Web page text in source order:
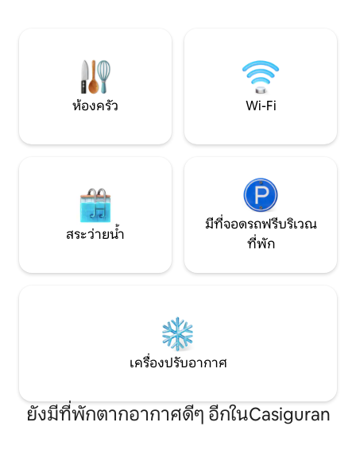
สบัง ข้าง Knights of Columbus จองที่พัก
สำหรับวันหยุดพักผ่อนของคุณตอนนี้เลย!
พร้อมสิ่งอำนวยคว
ห้องครัว Wi-Fi
สระว่ายน้ำ
มีที่จอดรถฟรีบริเวณ
ที่พัก
เครื่องปรับอากาศ
ยังมีที่พักตากอากาศดีๆ อีกในCasiguran